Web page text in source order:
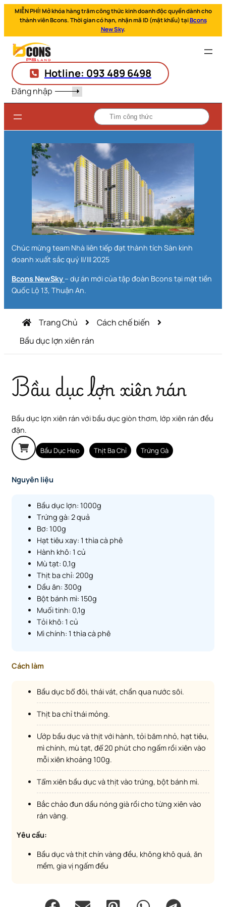
MIỄN PHÍ! Mở khóa hàng trăm công thức kinh doanh độc quyền dành cho
thành viên Bcons. Thời gian có hạn, nhận mã ID (mật khẩu) tạiBcons
New Sky.
Hotline: 093 489 6498
Đăng nhập
Chúc mừng team Nhà liên tiếp đạt thành tích Sàn kinh
doanh xuất sắc quý II/III 2025
Bcons NewSky– dự án mới của tập đoàn Bcons tại mặt tiền
Quốc Lộ 13, Thuận An.
Trang Chủ
Cách chế biến
Bầu dục lợn xiên rán
Bầu dục lợn xiên rán
Bầu dục lợn xiên rán với bầu dục giòn thơm, lớp xiên rán đều
đặn.
Bầu Dục Heo Thịt Ba Chỉ Trứng Gà
Nguyên liệu
Bầu dục lợn: 1000g
Trứng gà: 2 quả
Bơ: 100g
Hạt tiêu xay: 1 thìa cà phê
Hành khô: 1 củ
Mù tạt: 0,1g
Thịt ba chỉ: 200g
Dầu ăn: 300g
Bột bánh mì: 150g
Muối tinh: 0,1g
Tỏi khô: 1 củ
Mì chính: 1 thìa cà phê
Cách làm
Bầu dục bổ đôi, thái vát, chần qua nước sôi.
Thịt ba chỉ thái mỏng.
Ướp bầu dục và thịt với hành, tỏi băm nhỏ, hạt tiêu,
mì chính, mù tạt, để 20 phút cho ngấm rồi xiên vào
mỗi xiên khoảng 100g.
Tẩm xiên bầu dục và thịt vào trứng, bột bánh mì.
Bắc chảo đun dầu nóng già rồi cho từng xiên vào
rán vàng.
Yêu cầu:
Bầu dục và thịt chín vàng đều, không khô quá, ăn
mềm, gia vị ngấm đều